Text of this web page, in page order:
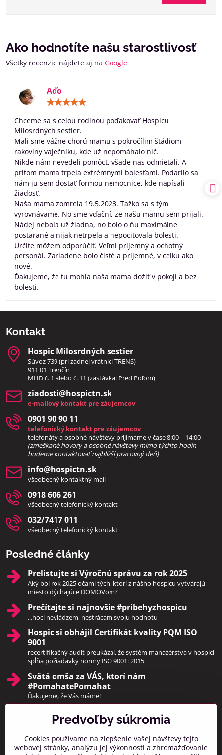
Ako hodnotíte našu starostlivosť
Všetky recenzie nájdete aj na Google
Aďo
5
Chceme sa s celou rodinou poďakovať Hospicu
Milosrdných sestier.
Mali sme vážne chorú mamu s pokročílim štádiom
rakoviny vaječníku, kde už nepomáhalo nič.
Nikde nám nevedeli pomôcť, všade nas odmietali. A
pritom mama trpela extrémnymi bolesťami. Podarilo sa
nám ju sem dostať formou nemocnice, kde napísali
žiadosť.
Naša mama zomrela 19.5.2023. Tažko sa s tým
vyrovnávame. No sme vďační, ze našu mamu sem prijali.
Nádej nebola už žiadna, no bolo o ňu maximálne
postarané a nijak netrpela a nepociťovala bolesti.
Určite môžem odporúčiť. Veľmi príjemný a ochotný
personál. Zariadene bolo čisté a príjemné, v celku ako
nové.
Ďakujeme, že tu mohla naša mama dožiť v pokoji a bez
bolesti.
Kontakt
Hospic Milosrdných sestier
Súvoz 739 (pri zadnej vrátnici TRENS)
911 01 Trenčín
MHD č. 1 alebo č. 11 (zastávka: Pred Poľom)
ziadosti​@hospictn​.sk
e-mailový kontakt pre záujemcov
0901 90 90 11
telefonický kontakt pre záujemcov
telefonáty a osobné návštevy prijímame v čase 8:00 – 14:00
(zmeškané hovory a osobné návštevy mimo týchto hodín
budeme kontaktovať najbližší pracovný deň)
info​@hospictn​.sk
všeobecný kontaktný mail
0918 606 261
všeobecný telefonický kontakt
032/7417 011
všeobecný telefonický kontakt
Posledné články
Prelistujte si Výročnú správu za rok 2025
Aký bol rok 2025 očami tých, ktorí z nášho hospicu vytvárajú
miesto dýchajúce DOMOVom?
Prečítajte si najnovšie #pribehyzhospicu
...hoci nevládzem, nestrácam svoju hodnotu
Hospic si obhájil Certifikát kvality PQM ISO
9001
recertifikačný audit preukázal, že systém manažérstva v hospici
spĺňa požiadavky normy ISO 9001: 2015
Svätá omša za VÁS, ktorí nám
#PomahatePomahat
Ďakujeme, že Vás máme!
Pridajte sa k nám
Facebook Instagram
Predvoľby súkromia
Cookies používame na zlepšenie vašej návštevy tejto
webovej stránky, analýzu jej výkonnosti a zhromažďovanie